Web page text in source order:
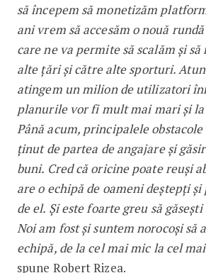
să începem să monetizăm
ani vrem să accesăm o nouă
care ne va permite să scalăm și
alte țări și către alte sporturi.
atingem un milion de utilizatori
planurile vor fi mult mai mari și
Până acum, principalele
ținut de partea de angajare și
buni. Cred că oricine poate reuși
are o echipă de oameni deștepți
de el. Și este foarte greu să
Noi am fost și suntem norocoși să
echipă, de la cel mai mic la cel
spune Robert Rizea.